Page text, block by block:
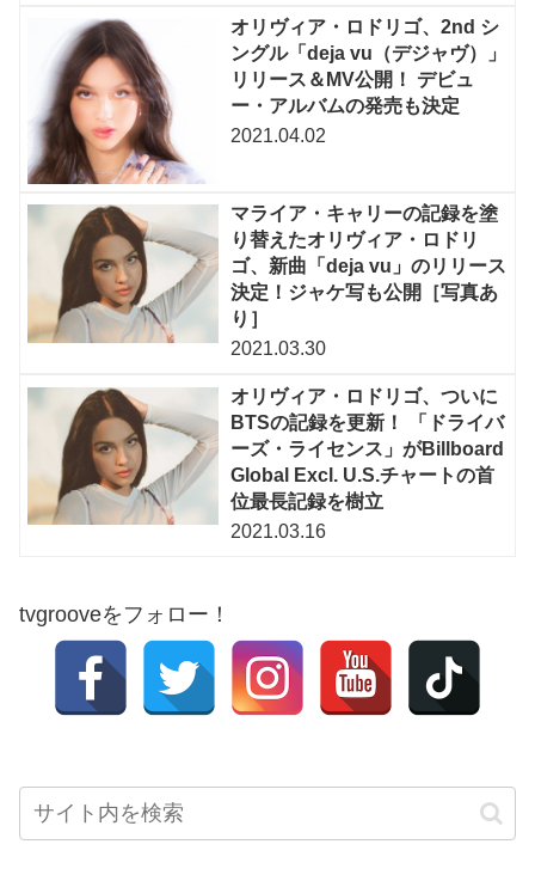
オリヴィア・ロドリゴ、2nd シ
ングル「deja vu（デジャヴ）」
リリース＆MV公開！ デビュ
ー・アルバムの発売も決定
2021.04.02
マライア・キャリーの記録を塗
り替えたオリヴィア・ロドリ
ゴ、新曲「deja vu」のリリース
決定！ジャケ写も公開［写真あ
り］
2021.03.30
オリヴィア・ロドリゴ、ついに
BTSの記録を更新！ 「ドライバ
ーズ・ライセンス」がBillboard
Global Excl. U.S.チャートの首
位最長記録を樹立
2021.03.16
tvgrooveをフォロー！